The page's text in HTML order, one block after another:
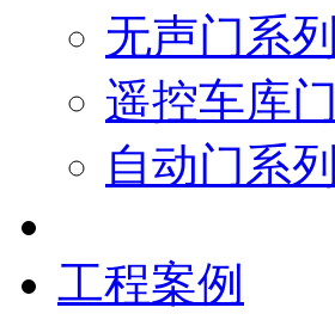
无声门系列
遥控车库门
自动门系列
工程案例